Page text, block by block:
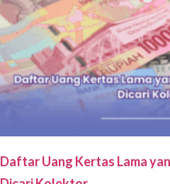
Daftar Uang Kertas Lama